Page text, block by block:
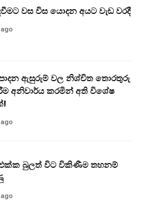
වස විස යොදන අයට වැඩ වරදී
ඇසුරුම් වල නිශ්චිත තොරතුරු
අනිවාර්ය කරමින් අති විශේෂ
බුලත් විට විකිණීම තහනම්